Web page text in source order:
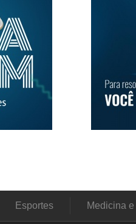
Esportes Medicina